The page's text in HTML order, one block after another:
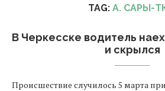
TAG: А. САРЫ-
В Черкесске водитель
и скрылся
Происшествие случилось 5 марта